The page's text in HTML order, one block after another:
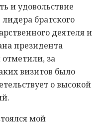
и удовольствие
братского
деятеля и
президента
за
визитов было
о высокой
мой